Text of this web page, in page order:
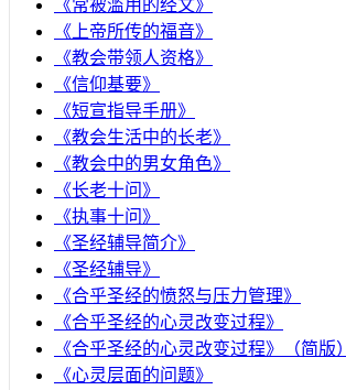
《常被滥用的经文》
《上帝所传的福音》
《教会带领人资格》
《信仰基要》
《短宣指导手册》
《教会生活中的长老》
《教会中的男女角色》
《长老十问》
《执事十问》
《圣经辅导简介》
《圣经辅导》
​《合乎圣经的愤怒与压力管理》
《合乎圣经的心灵改变过程》
《合乎圣经的心灵改变过程》（简版）
《心灵层面的问题》